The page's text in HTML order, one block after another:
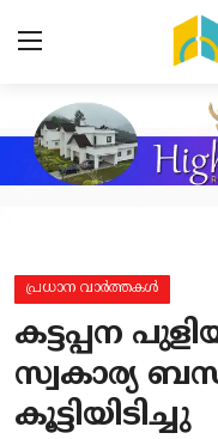
Login
പ്രധാന വാർത്തകൾ
പ്രാദേശികം
കായികം
പ്രധാന വാർത്തകൾ
കട്ടപ്പന
സ്വകാര്യ
കൂട്ടിയിടിച്ചു